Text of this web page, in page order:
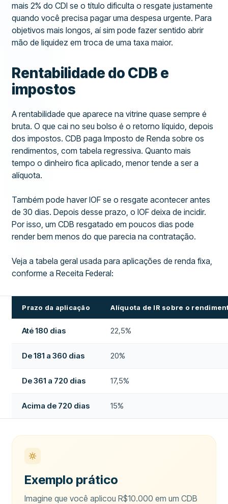
mais 2% do CDI se o título dificulta o resgate justamente
quando você precisa pagar uma despesa urgente. Para
objetivos mais longos, aí sim pode fazer sentido abrir
mão de liquidez em troca de uma taxa maior.
Rentabilidade do CDB e
impostos
A rentabilidade que aparece na vitrine quase sempre é
bruta. O que cai no seu bolso é o retorno líquido, depois
dos impostos. CDB paga Imposto de Renda sobre os
rendimentos, com tabela regressiva. Quanto mais
tempo o dinheiro fica aplicado, menor tende a ser a
alíquota.
Também pode haver IOF se o resgate acontecer antes
de 30 dias. Depois desse prazo, o IOF deixa de incidir.
Por isso, um CDB resgatado em poucos dias pode
render bem menos do que parecia na contratação.
Veja a tabela geral usada para aplicações de renda fixa,
conforme a Receita Federal:
Prazo da aplicação Alíquota de IR sobre o
Até 180 dias 22,5%
De 181 a 360 dias 20%
De 361 a 720 dias 17,5%
Acima de 720 dias 15%
Exemplo prático
Imagine que você aplicou R$10.000 em um CDB